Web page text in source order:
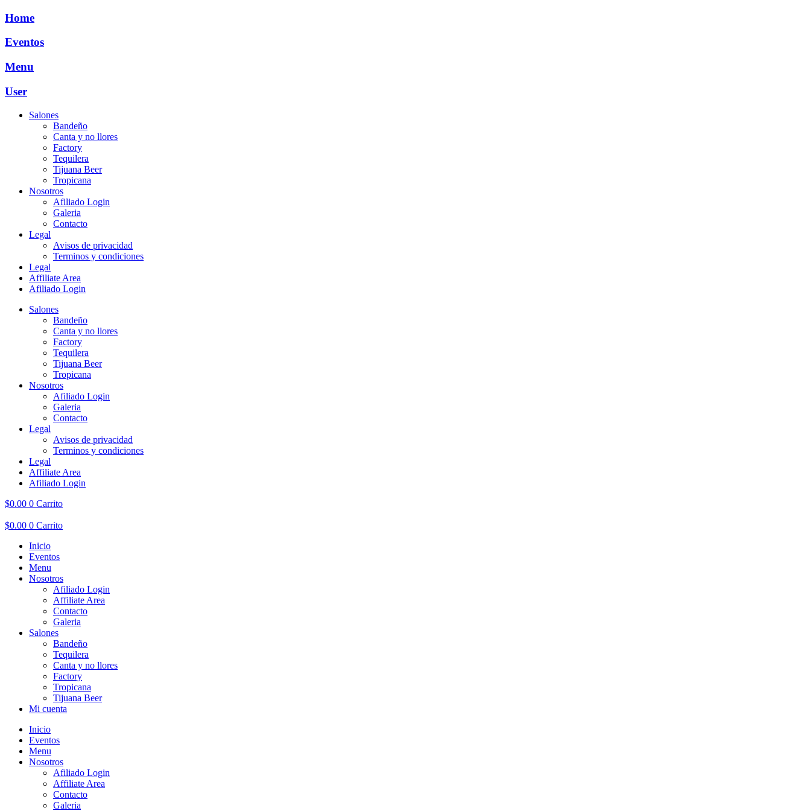
Ir
contenido
Home
Eventos
Menu
User
Salones
Bandeño
Canta y no llores
Factory
Tequilera
Tijuana Beer
Tropicana
Nosotros
Afiliado Login
Galeria
Contacto
Legal
Avisos de privacidad
Terminos y condiciones
Legal
Affiliate Area
Afiliado Login
Salones
Bandeño
Canta y no llores
Factory
Tequilera
Tijuana Beer
Tropicana
Nosotros
Afiliado Login
Galeria
Contacto
Legal
Avisos de privacidad
Terminos y condiciones
Legal
Affiliate Area
Afiliado Login
$0.00 0 Carrito
$0.00 0 Carrito
Inicio
Eventos
Menu
Nosotros
Afiliado Login
Affiliate Area
Contacto
Galeria
Salones
Bandeño
Tequilera
Canta y no llores
Factory
Tropicana
Tijuana Beer
Mi cuenta
Inicio
Eventos
Menu
Nosotros
Afiliado Login
Affiliate Area
Contacto
Galeria